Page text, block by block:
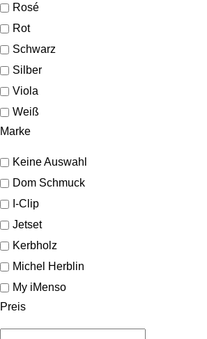
Rosé
Rot
Schwarz
Silber
Viola
Weiß
Marke
Keine Auswahl
Dom Schmuck
I-Clip
Jetset
Kerbholz
Michel Herblin
My iMenso
Preis